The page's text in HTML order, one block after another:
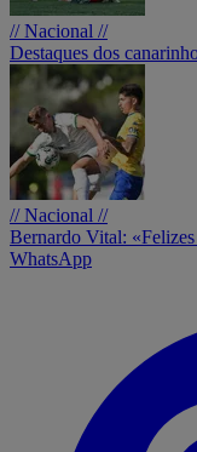
// Nacional //
Destaques dos
// Nacional //
Bernardo Vital:
WhatsApp